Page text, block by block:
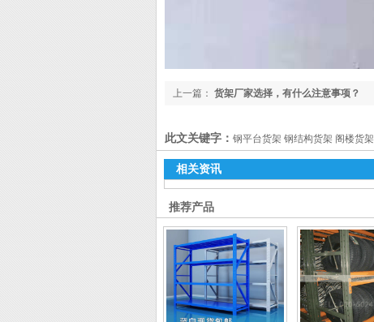
上一篇： 货架厂家选择，有什么注意事项？
此文关键字： 钢平台货架 钢结构货架 阁楼货架
相关资讯
推荐产品